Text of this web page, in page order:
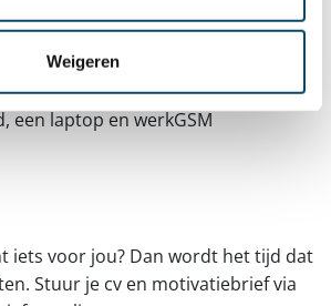
Weigeren
op individuele coaching en
voor verplaatsingen in
een laptop en werkGSM
iets voor jou? Dan wordt het tijd dat
Stuur je cv en motivatiebrief via